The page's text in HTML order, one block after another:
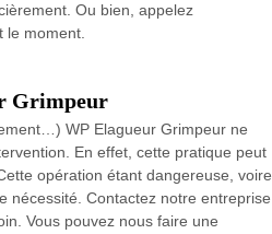
Ou bien, appelez
moment.
Grimpeur
WP Elagueur Grimpeur ne
En effet, cette pratique peut
opération étant dangereuse, voire
nécessité. Contactez notre entreprise
Vous pouvez nous faire une